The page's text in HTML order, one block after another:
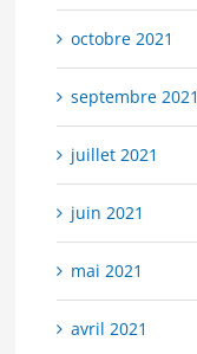
octobre 2021
septembre 2021
juillet 2021
juin 2021
mai 2021
avril 2021